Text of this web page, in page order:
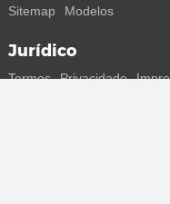
Sitemap
Modelos
Jurídico
Termos Privacidade